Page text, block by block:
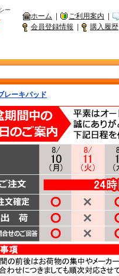
ー
ホーム ご利用案内
会員登録情報
購入履歴
レーキパッド